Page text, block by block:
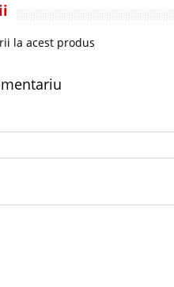
la acest produs